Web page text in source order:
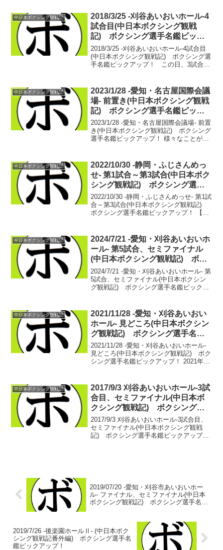
中日本ボクシング観戦記
2018/3/25 -刈谷あいおいホール-4
試合目(中日本ボクシング観戦
記) ボクシング選手名鑑ピック
アップ！
2018/3/25 -刈谷あいおいホール-4試合目
(中日本ボクシング観戦記) ボクシング選
手名鑑ピックアップ！ この日、3試合が
のトップ戦線とも言える関東大学1...
中日本ボクシング観戦記
2023/1/28 -愛知・名古屋国際会議
場- 前置き(中日本ボクシング観戦
記) ボクシング選手名鑑ピック
アップ！
2023/1/28 -愛知・名古屋国際会議場- 前置
き(中日本ボクシング観戦記) ボクシング
選手名鑑ピックアップ！ 様々なことが滞
週間遅れだった。ボクシング選手名...
中日本ボクシング観戦記
2022/10/30 -静岡・ふじさんめっ
せ- 第1試合～第3試合(中日本ボク
シング観戦記) ボクシング選手
名鑑ピックアップ！
2022/10/30 -静岡・ふじさんめっせ- 第1試
合～第3試合(中日本ボクシング観戦記)
ボクシング選手名鑑ピックアップ！ 【フ
長谷川 澪司 デビュー...
中日本ボクシング観戦記
2024/7/21 -愛知・刈谷あいおいホ
ール- 第5試合、セミファイナル
(中日本ボクシング観戦記) ボク
シング選手名鑑ピックアップ！
2024/7/21 -愛知・刈谷あいおいホール- 第
5試合、セミファイナル(中日本ボクシン
グ観戦記) ボクシング選手名鑑ピックア
心) 入場の時点からセコンドと共...
中日本ボクシング観戦記
2021/11/28 -愛知・刈谷あいおい
ホール- 見どころ(中日本ボクシン
グ観戦記) ボクシング選手名鑑
ピックアップ！
2021/11/28 -愛知・刈谷あいおいホール-
見どころ(中日本ボクシング観戦記) ボク
シング選手名鑑ピックアップ！ 2021年11
でござい...
中日本ボクシング観戦記
2017/9/3 刈谷あいおいホール-3試
合目、セミファイナル(中日本ボ
クシング観戦記) ボクシング選
手名鑑ピックアップ！
2017/9/3 刈谷あいおいホール-3試合目、
セミファイナル(中日本ボクシング観戦
記) ボクシング選手名鑑ピックアップ！
2019/07/20 -愛知・刈谷市あいおいホー
ル- ファイナル、セミファイナル(中日本
ボクシング観戦記) ボクシング選手名鑑
2019/7/26 -後楽園ホールⅡ- (中日本ボク
シング観戦記番外編) ボクシング選手名
鑑ピックアップ！